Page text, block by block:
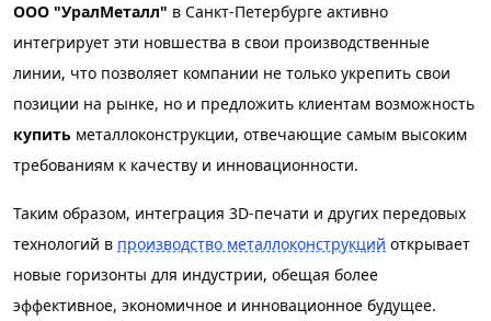
ООО "УралМеталл" в Санкт-Петербурге активно
интегрирует эти новшества в свои производственные
линии, что позволяет компании не только укрепить свои
позиции на рынке, но и предложить клиентам возможность
купить металлоконструкции, отвечающие самым высоким
требованиям к качеству и инновационности.
Таким образом, интеграция 3D-печати и других передовых
технологий в производство металлоконструкций открывает
новые горизонты для индустрии, обещая более
эффективное, экономичное и инновационное будущее.